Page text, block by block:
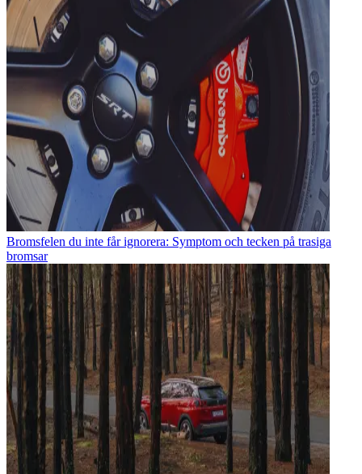
Bromsfelen du inte får ignorera: Symptom och tecken på trasiga
bromsar